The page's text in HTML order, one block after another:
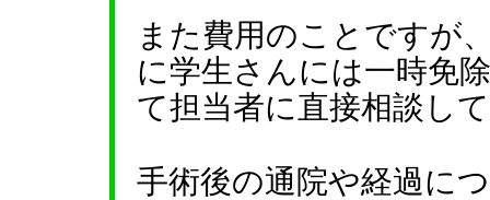
また費用のことですが
に学生さんには一時免
て担当者に直接相談し
手術後の通院や経過に